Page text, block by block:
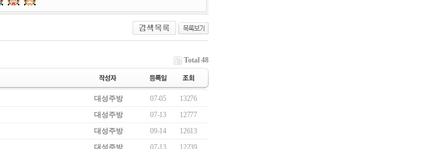
Total 48
대성주방 07-05
13276
대성주방 07-13
12777
대성주방 09-14
12613
대성주방 07-13
12239